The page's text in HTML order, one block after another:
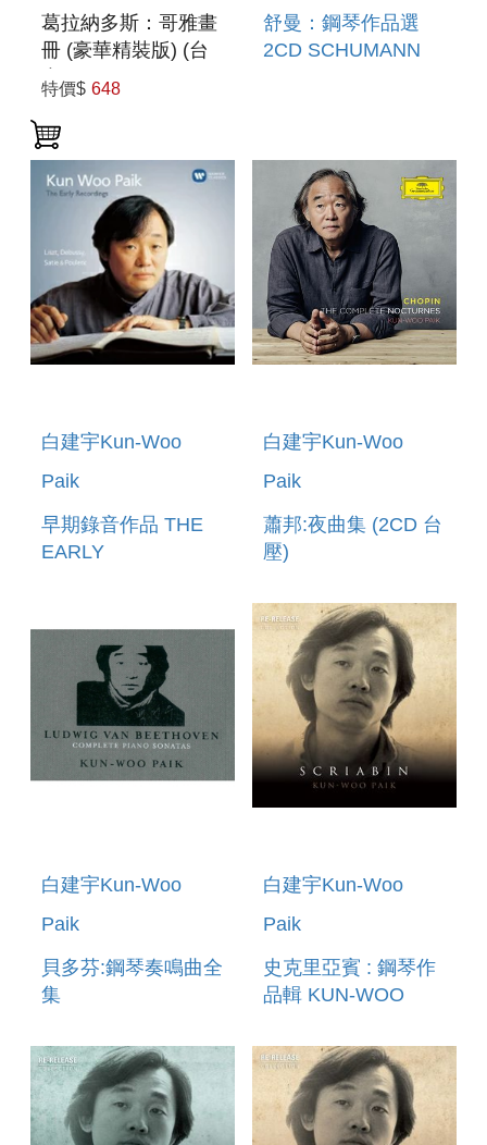
葛拉納多斯：哥雅畫
冊 (豪華精裝版) (台
產) GRANADOS :
(DELUXE EDITION)
特價$ 648
舒曼：鋼琴作品選
2CD SCHUMANN
白建宇Kun-Woo
Paik
早期錄音作品 THE
EARLY
白建宇Kun-Woo
Paik
蕭邦:夜曲集 (2CD 台
壓)
NOCTURNES (2
CDS)
白建宇Kun-Woo
Paik
貝多芬:鋼琴奏鳴曲全
集
PIANO SONATAS
NOS.1-32(9CD
BOX-SET)
白建宇Kun-Woo
Paik
史克里亞賓 : 鋼琴作
品輯 KUN-WOO